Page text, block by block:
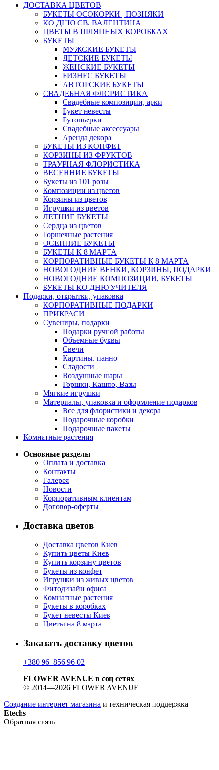
ДОСТАВКА ЦВЕТОВ
БУКЕТЫ ОСОКОРКИ | ПОЗНЯКИ
КО ДНЮ СВ. ВАЛЕНТИНА
ЦВЕТЫ В ШЛЯПНЫХ КОРОБКАХ
БУКЕТЫ
МУЖСКИЕ БУКЕТЫ
ДЕТСКИЕ БУКЕТЫ
ЖЕНСКИЕ БУКЕТЫ
БИЗНЕС БУКЕТЫ
АВТОРСКИЕ БУКЕТЫ
СВАДЕБНАЯ ФЛОРИСТИКА
Свадебные композиции, арки
Букет невесты
Бутоньерки
Свадебные аксессуары
Аренда декора
БУКЕТЫ ИЗ КОНФЕТ
КОРЗИНЫ ИЗ ФРУКТОВ
ТРАУРНАЯ ФЛОРИСТИКА
ВЕСЕННИЕ БУКЕТЫ
Букеты из 101 розы
Композиции из цветов
Корзины из цветов
Игрушки из цветов
ЛЕТНИЕ БУКЕТЫ
Сердца из цветов
Горшечные растения
ОСЕННИЕ БУКЕТЫ
БУКЕТЫ К 8 МАРТА
КОРПОРАТИВНЫЕ БУКЕТЫ К 8 МАРТА
НОВОГОДНИЕ ВЕНКИ, КОРЗИНЫ, ПОДАРКИ
НОВОГОДНИЕ КОМПОЗИЦИИ, БУКЕТЫ
БУКЕТЫ КО ДНЮ УЧИТЕЛЯ
Подарки, открытки, упаковка
КОРПОРАТИВНЫЕ ПОДАРКИ
ПРИКРАСИ
Сувениры, подарки
Подарки ручной работы
Объемные буквы
Свечи
Картины, панно
Сладости
Воздушные шары
Горшки, Кашпо, Вазы
Мягкие игрушки
Материалы, упаковка и оформление подарков
Все для флористики и декора
Подарочные коробки
Подарочные пакеты
Комнатные растения
Основные разделы
Оплата и доставка
Контакты
Галерея
Новости
Корпоративным клиентам
Договор-оферты
Доставка цветов
Доставка цветов Киев
Купить цветы Киев
Купить корзину цветов
Букеты из конфет
Игрушки из живых цветов
Фитодизайн офиса
Комнатные растения
Букеты в коробках
Букет невесты Киев
Цветы на 8 марта
Заказать доставку цветов
+380 96 856 96 02
FLOWER AVENUE в соц сетях
© 2014—2026 FLOWER AVENUE
Создание интернет магазина и техническая поддержка —
Etechs
Обратная связь